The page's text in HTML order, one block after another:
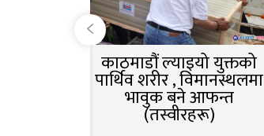
काठमाडौं ल्याइयो युक्तको
पार्थिव शरीर , विमानस्थलमा
भावुक बने आफन्त
(तस्वीरहरू)